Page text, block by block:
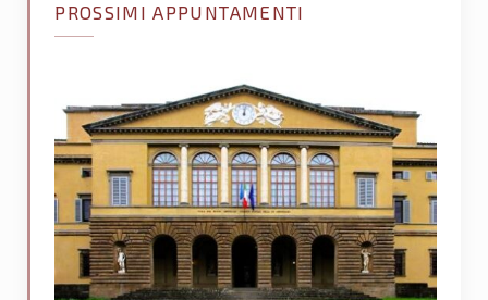
PROSSIMI APPUNTAMENTI